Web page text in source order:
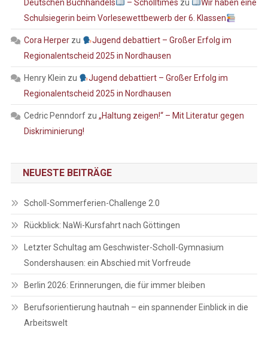
Deutschen Buchhandels
– Scholltimes zu
Wir haben eine
Schulsiegerin beim Vorlesewettbewerb der 6. Klassen
Cora Herperzu
Jugend debattiert – Großer Erfolg im
Regionalentscheid 2025 in Nordhausen
Henry Klein zu
Jugend debattiert – Großer Erfolg im
Regionalentscheid 2025 in Nordhausen
Cedric Penndorfzu „Haltung zeigen!“ – Mit Literatur gegen
Diskriminierung!
NEUESTE BEITRÄGE
Scholl-Sommerferien-Challenge 2.0
Rückblick: NaWi-Kursfahrt nach Göttingen
Letzter Schultag am Geschwister-Scholl-Gymnasium
Sondershausen: ein Abschied mit Vorfreude
Berlin 2026: Erinnerungen, die für immer bleiben
Berufsorientierung hautnah – ein spannender Einblick in die
Arbeitswelt